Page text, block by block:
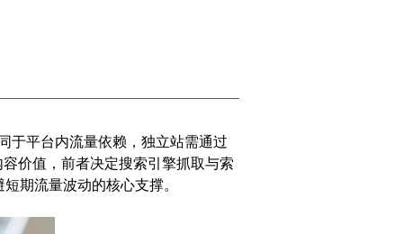
于平台内流量依赖，独立站需通过
价值，前者决定搜索引擎抓取与索
期流量波动的核心支撑。